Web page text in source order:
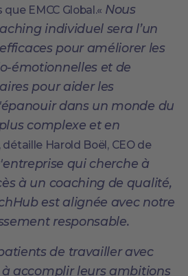
EMCC Global.« Nous
individuel sera l’un
pour améliorer les
émotionnelles et de
pour aider les
dans un monde du
complexe et en
, détaille Harold Boël, CEO de
qui cherche à
à un coaching de qualité,
est alignée avec notre
responsable.
de travailler avec
accomplir leurs ambitions